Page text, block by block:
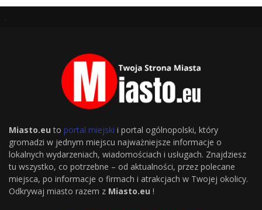
Miasto.eu to portal miejski i portal ogólnopolski, który
gromadzi w jednym miejscu najważniejsze informacje o
lokalnych wydarzeniach, wiadomościach i usługach. Znajdziesz
tu wszystko, co potrzebne – od aktualności, przez polecane
miejsca, po informacje o firmach i atrakcjach w Twojej okolicy.
Odkrywaj miasto razem z Miasto.eu !